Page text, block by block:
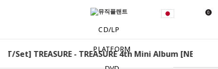
0
CD/LP
PLATFORM
Set] TREASURE - TREASURE 4th Mini Album [NEW